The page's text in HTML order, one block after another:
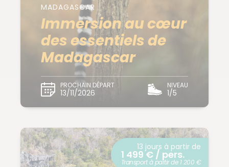
MADAGASCAR
Immersion au cœur
des essentiels de
Madagascar
PROCHAIN DÉPART
13/11/2026
NIVEAU
1/5
13 jours à partir de
1 499 € / pers.
Transport à partir de 1 200 €